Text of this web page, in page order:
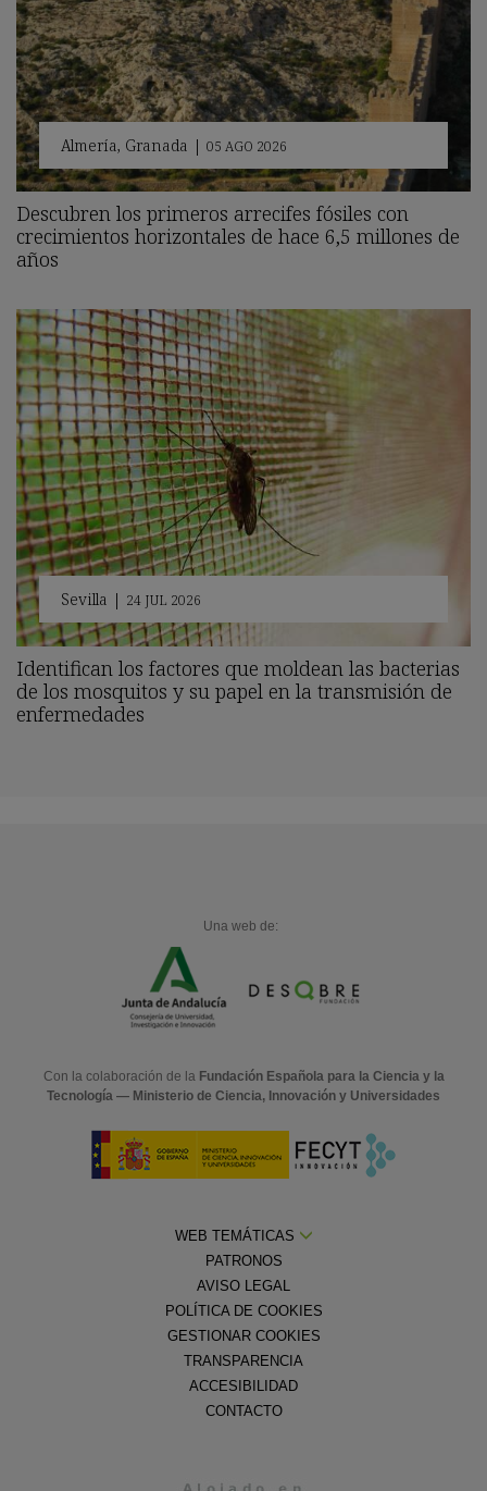
Almería, Granada | 05 AGO 2026
Descubren los primeros arrecifes fósiles con
crecimientos horizontales de hace 6,5 millones de
años
Sevilla | 24 JUL 2026
Identifican los factores que moldean las bacterias
de los mosquitos y su papel en la transmisión de
enfermedades
Una web de:
Con la colaboración de la Fundación Española para la Ciencia y la
Tecnología — Ministerio de Ciencia, Innovación y Universidades
WEB TEMÁTICAS
PATRONOS
AVISO LEGAL
POLÍTICA DE COOKIES
GESTIONAR COOKIES
TRANSPARENCIA
ACCESIBILIDAD
CONTACTO